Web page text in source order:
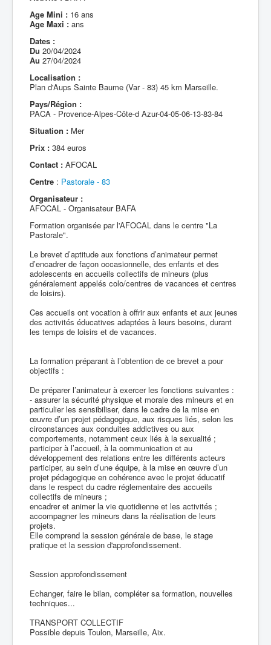
Age Mini : 16 ans
Age Maxi : ans
Dates :
Du 20/04/2024
Au 27/04/2024
Localisation :
Plan d'Aups Sainte Baume (Var - 83) 45 km Marseille.
Pays/Région :
PACA - Provence-Alpes-Côte-d Azur-04-05-06-13-83-84
Situation : Mer
Prix : 384 euros
Contact : AFOCAL
Centre : Pastorale - 83
Organisateur :
AFOCAL - Organisateur BAFA
Formation organisée par l'AFOCAL dans le centre "La
Pastorale".
Le brevet d’aptitude aux fonctions d’animateur permet
d’encadrer de façon occasionnelle, des enfants et des
adolescents en accueils collectifs de mineurs (plus
généralement appelés colo/centres de vacances et centres
de loisirs).
Ces accueils ont vocation à offrir aux enfants et aux jeunes
des activités éducatives adaptées à leurs besoins, durant
les temps de loisirs et de vacances.
La formation préparant à l’obtention de ce brevet a pour
objectifs :
De préparer l’animateur à exercer les fonctions suivantes :
- assurer la sécurité physique et morale des mineurs et en
particulier les sensibiliser, dans le cadre de la mise en
œuvre d’un projet pédagogique, aux risques liés, selon les
circonstances aux conduites addictives ou aux
comportements, notamment ceux liés à la sexualité ;
participer à l’accueil, à la communication et au
développement des relations entre les différents acteurs
participer, au sein d’une équipe, à la mise en œuvre d’un
projet pédagogique en cohérence avec le projet éducatif
dans le respect du cadre réglementaire des accueils
collectifs de mineurs ;
encadrer et animer la vie quotidienne et les activités ;
accompagner les mineurs dans la réalisation de leurs
projets.
Elle comprend la session générale de base, le stage
pratique et la session d'approfondissement.
Session approfondissement
Echanger, faire le bilan, compléter sa formation, nouvelles
techniques...
TRANSPORT COLLECTIF
Possible depuis Toulon, Marseille, Aix.